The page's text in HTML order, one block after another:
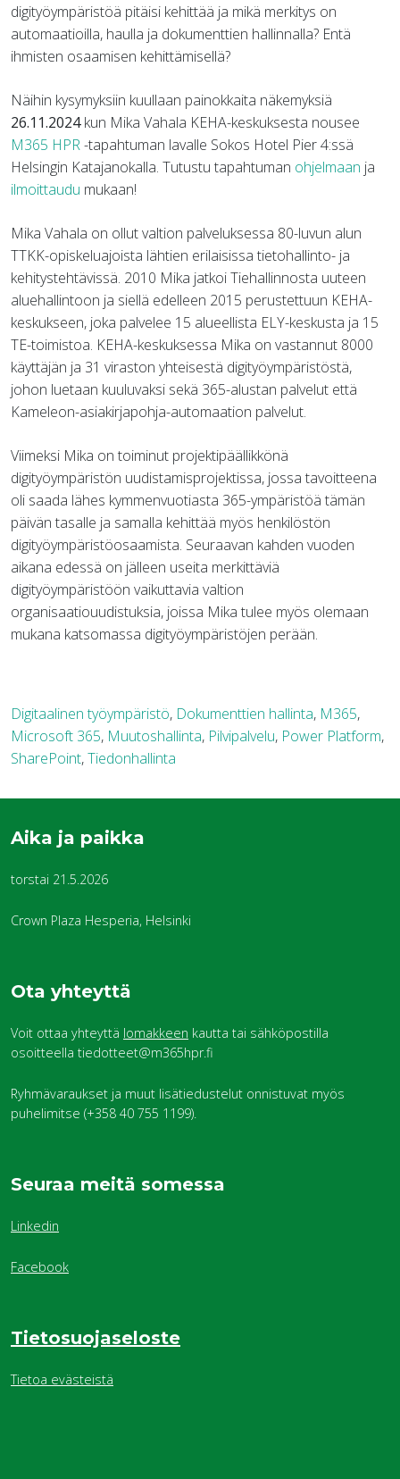
digityöympäristöä pitäisi kehittää ja mikä merkitys on
automaatioilla, haulla ja dokumenttien hallinnalla? Entä
ihmisten osaamisen kehittämisellä?
Näihin kysymyksiin kuullaan painokkaita näkemyksiä
26.11.2024kun Mika Vahala KEHA-keskuksesta nousee
M365 HPR-tapahtuman lavalle Sokos Hotel Pier 4:ssä
Helsingin Katajanokalla. Tutustu tapahtuman ohjelmaan ja
ilmoittaudu mukaan!
Mika Vahala on ollut valtion palveluksessa 80-luvun alun
TTKK-opiskeluajoista lähtien erilaisissa tietohallinto- ja
kehitystehtävissä. 2010 Mika jatkoi Tiehallinnosta uuteen
aluehallintoon ja siellä edelleen 2015 perustettuun KEHA-
keskukseen, joka palvelee 15 alueellista ELY-keskusta ja 15
TE-toimistoa. KEHA-keskuksessa Mika on vastannut 8000
käyttäjän ja 31 viraston yhteisestä digityöympäristöstä,
johon luetaan kuuluvaksi sekä 365-alustan palvelut että
Kameleon-asiakirjapohja-automaation palvelut.
Viimeksi Mika on toiminut projektipäällikkönä
digityöympäristön uudistamisprojektissa, jossa tavoitteena
oli saada lähes kymmenvuotiasta 365-ympäristöä tämän
päivän tasalle ja samalla kehittää myös henkilöstön
digityöympäristöosaamista. Seuraavan kahden vuoden
aikana edessä on jälleen useita merkittäviä
digityöympäristöön vaikuttavia valtion
organisaatiouudistuksia, joissa Mika tulee myös olemaan
mukana katsomassa digityöympäristöjen perään.
Digitaalinen työympäristö, Dokumenttien hallinta, M365,
Microsoft 365, Muutoshallinta, Pilvipalvelu, Power Platform,
SharePoint,Tiedonhallinta
Aika ja paikka
torstai 21.5.2026
Crown Plaza Hesperia, Helsinki
Ota yhteyttä
Voit ottaa yhteyttä lomakkeen kautta tai sähköpostilla
osoitteella tiedotteet@m365hpr.fi
Ryhmävaraukset ja muut lisätiedustelut onnistuvat myös
puhelimitse (+358 40 755 1199).
Seuraa meitä somessa
Linkedin
Facebook
Tietosuojaseloste
Tietoa evästeistä